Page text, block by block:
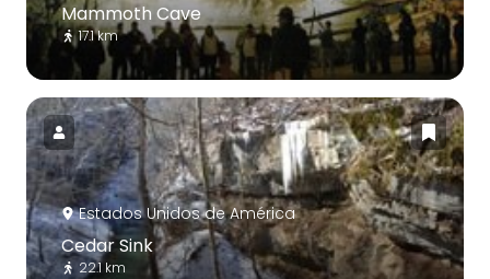
Mammoth Cave
17.1 km
Estados Unidos de América
Cedar Sink
22.1 km